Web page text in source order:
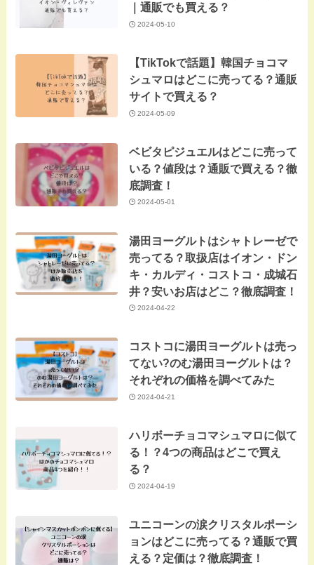
｜通販でも買える？
2024-05-10
【TikTokで話題】韓国チョコマ
シュマロはどこに売ってる？通販
サイトで買える？
2024-05-09
ベビタピジュエルはどこに売って
いる？値段は？通販で買える？徹
底調査！
2024-05-01
湯田ヨーグルトはシャトレーゼで
売ってる？取扱店はイオン・ドン
キ・カルディ・コストコ・成城石
井？安いお店はどこ？徹底調査！
2024-04-22
コストコに湯田ヨーグルトは売っ
てない?のむ湯田ヨーグルトは？
それぞれの価格を調べてみた
2024-04-21
ハリボーチョコマシュマロに似て
る！？4つの商品はどこで買え
る？
2024-04-19
ユニコーンの涙クリスタルポーシ
ョンはどこに売ってる？通販で買
える？定価は？徹底調査！